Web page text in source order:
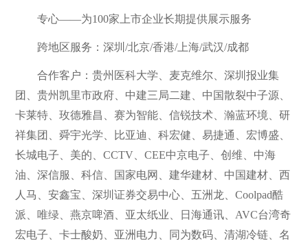
专心——为100家上市企业长期提供展示服务
跨地区服务：深圳/北京/香港/上海/武汉/成都
合作客户：贵州医科大学、麦克维尔、深圳报业集
团、贵州凯里市政府、中建三局二建、中国散裂中子源、
卡莱特、玫德雅昌、赛为智能、信锐技术、瀚蓝环境、研
祥集团、舜宇光学、比亚迪、科宏健、易捷通、宏博盛、
长城电子、美的、CCTV、CEE中京电子、创维、中海
油、深信服、科信、国家电网、建华建材、中国建材、西
人马、安鑫宝、深圳证券交易中心、五洲龙、Coolpad酷
派、唯绿、燕京啤酒、亚太纸业、日海通讯、AVC台湾奇
宏电子、卡士酸奶、亚洲电力、同为数码、清湖冷链、名